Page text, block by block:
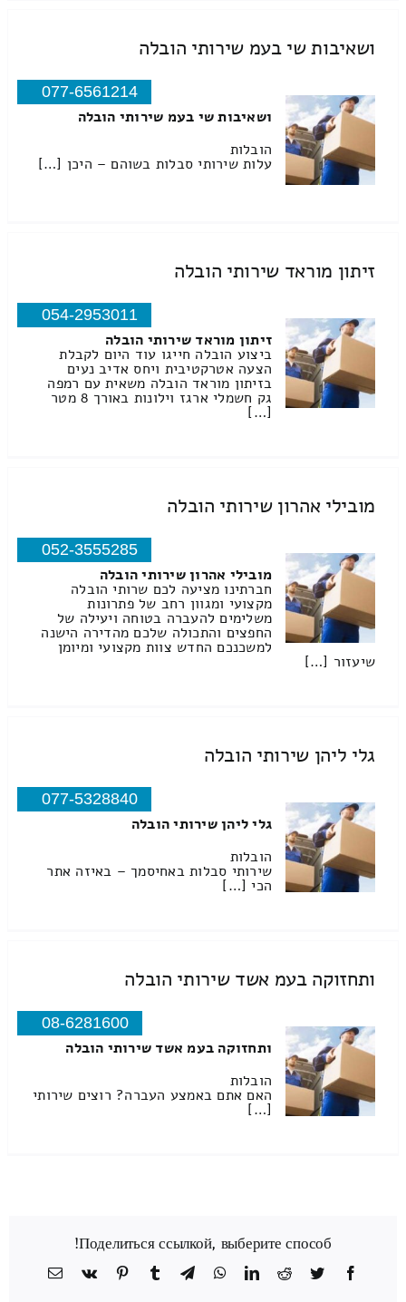
ושאיבות שי בעמ שירותי הובלה
077-6561214
ושאיבות שי בעמ שירותי הובלה
הובלות
עלות שירותי סבלות בשוהם – היכן […]
זיתון מוראד שירותי הובלה
054-2953011
זיתון מוראד שירותי הובלה
ביצוע הובלה חייגו עוד היום לקבלת
הצעה אטרקטיבית ויחס אדיב נעים
בזיתון מוראד הובלה משאית עם רמפה
גק חשמלי ארגז וילונות באורך 8 מטר
[…]
מובילי אהרון שירותי הובלה
052-3555285
מובילי אהרון שירותי הובלה
חברתינו מציעה לכם שרותי הובלה
מקצועי ומגוון רחב של פתרונות
משלימים להעברה בטוחה ויעילה של
החפצים והתכולה שלכם מהדירה הישנה
למשכנכם החדש צוות מקצועי ומיומן
שיעזור […]
גלי ליהן שירותי הובלה
077-5328840
גלי ליהן שירותי הובלה
הובלות
שירותי סבלות באחיסמך – באיזה אתר
הכי […]
ותחזוקה בעמ אשד שירותי הובלה
08-6281600
ותחזוקה בעמ אשד שירותי הובלה
הובלות
האם אתם באמצע העברה? רוצים שירותי
[…]
Поделиться ссылкой, выберите способ!
Facebook
Twitter
Reddit
LinkedIn
WhatsApp
Telegram
Tumblr
Pinterest
Vk
כתובת